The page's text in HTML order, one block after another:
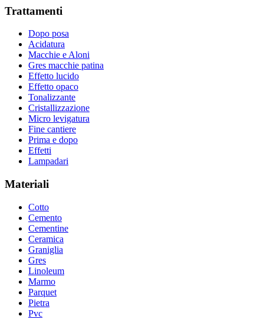
Trattamenti
Dopo posa
Acidatura
Macchie e Aloni
Gres macchie patina
Effetto lucido
Effetto opaco
Tonalizzante
Cristallizzazione
Micro levigatura
Fine cantiere
Prima e dopo
Effetti
Lampadari
Materiali
Cotto
Cemento
Cementine
Ceramica
Graniglia
Gres
Linoleum
Marmo
Parquet
Pietra
Pvc